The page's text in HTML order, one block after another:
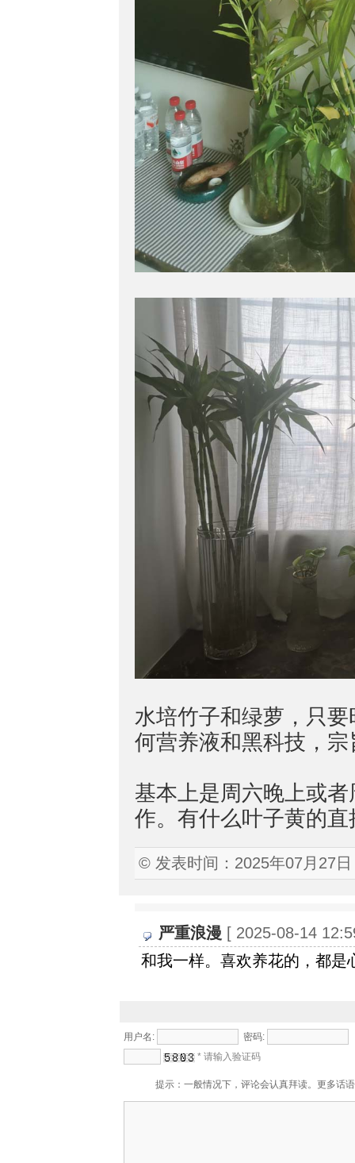
水培竹子和绿萝，只
何营养液和黑科技，
基本上是周六晚上或
作。有什么叶子黄的
© 发表时间：2025年07月27
严重浪漫 [ 2025-08-14
和我一样。喜欢养花的，都是
用户名:
密码:
* 请输入验证码
提示：一般情况下，评论会认真拜读。更多话